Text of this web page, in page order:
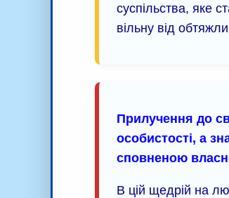
суспільства, яке
вільну від
Прилучення до
особистості, а
сповненою
В цій щедрій на